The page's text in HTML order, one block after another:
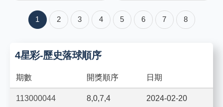
1 2 3 4 5 6 7 8
4星彩-歷史落球順序
期數 開獎順序 日期
113000044 8,0,7,4 2024-02-20